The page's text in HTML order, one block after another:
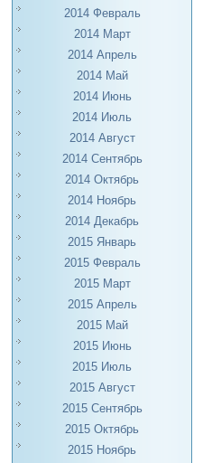
2014 Февраль
2014 Март
2014 Апрель
2014 Май
2014 Июнь
2014 Июль
2014 Август
2014 Сентябрь
2014 Октябрь
2014 Ноябрь
2014 Декабрь
2015 Январь
2015 Февраль
2015 Март
2015 Апрель
2015 Май
2015 Июнь
2015 Июль
2015 Август
2015 Сентябрь
2015 Октябрь
2015 Ноябрь